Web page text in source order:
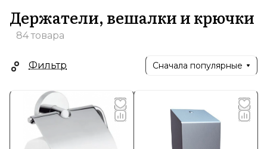
Держатели, вешалки и крючки
84 товара
Фильтр Сначала популярные